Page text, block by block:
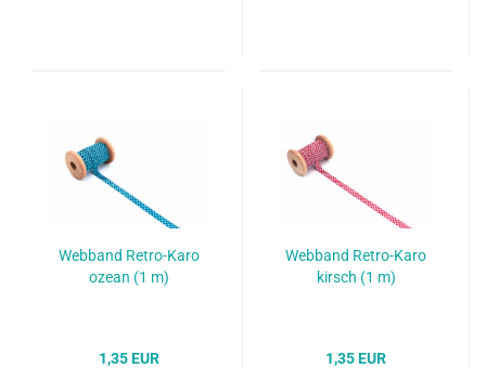
Webband Retro-Karo
ozean (1 m)
1,35 EUR
Webband Retro-Karo
kirsch (1 m)
1,35 EUR